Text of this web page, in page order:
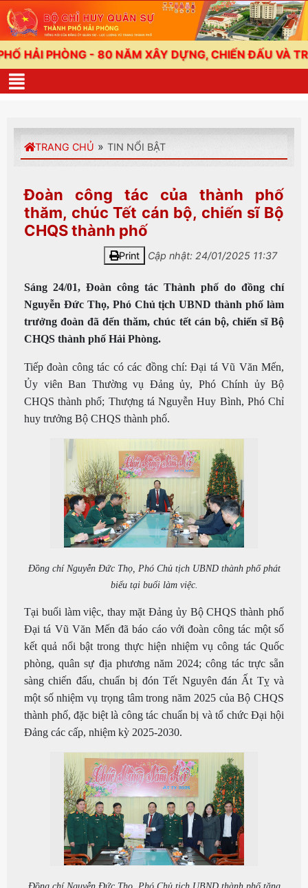
- 80 NĂM XÂY DỰNG, CHIẾN ĐẤU VÀ TRƯỞNG
TRANG CHỦ » TIN NỔI BẬT
Đoàn công tác của thành phố
thăm, chúc Tết cán bộ, chiến sĩ Bộ
CHQS thành phố
Print Cập nhật: 24/01/2025 11:37
Sáng 24/01, Đoàn công tác Thành phố do đồng chí
Nguyễn Đức Thọ, Phó Chủ tịch UBND thành phố làm
trưởng đoàn đã đến thăm, chúc tết cán bộ, chiến sĩ Bộ
CHQS thành phố Hải Phòng.
Tiếp đoàn công tác có các đồng chí: Đại tá Vũ Văn Mến,
Ủy viên Ban Thường vụ Đảng ủy, Phó Chính ủy Bộ
CHQS thành phố; Thượng tá Nguyễn Huy Bình, Phó Chỉ
huy trưởng Bộ CHQS thành phố.
Đồng chí Nguyễn Đức Thọ, Phó Chủ tịch UBND thành phố phát
biểu tại buổi làm việc.
Tại buổi làm việc, thay mặt Đảng ủy Bộ CHQS thành phố
Đại tá Vũ Văn Mến đã báo cáo với đoàn công tác một số
kết quả nổi bật trong thực hiện nhiệm vụ công tác Quốc
phòng, quân sự địa phương năm 2024; công tác trực sẵn
sàng chiến đấu, chuẩn bị đón Tết Nguyên đán Ất Tỵ và
một số nhiệm vụ trọng tâm trong năm 2025 của Bộ CHQS
thành phố, đặc biệt là công tác chuẩn bị và tổ chức Đại hội
Đảng các cấp, nhiệm kỳ 2025-2030.